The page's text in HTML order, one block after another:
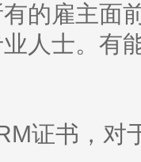
雇主面前
人士。有
书，对